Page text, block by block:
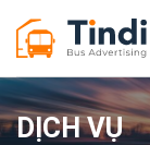
qua
dung
DỊCH VỤ